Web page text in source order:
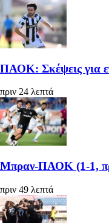
ΠΑΟΚ: Σκέψεις για
πριν 24 λεπτά
Μπραν-ΠΑΟΚ (1-1,
πριν 49 λεπτά